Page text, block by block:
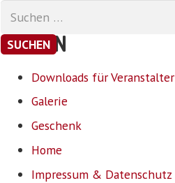
nach:
SEITEN
Downloads für Veranstalter
Galerie
Geschenk
Home
Impressum & Datenschutz